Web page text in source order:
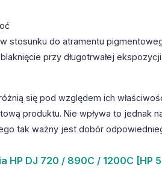
stosunku do atramentu
przy długotrwałej
się pod względem ich
produktu. Nie wpływa to jednak
tak ważny jest dobór
HP DJ 720 / 890C / 1200C [HP